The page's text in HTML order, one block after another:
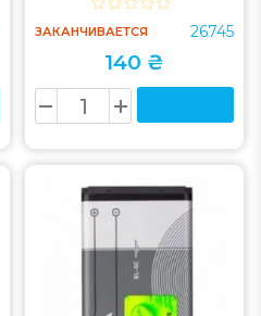
ЗАКАНЧИВАЕТСЯ 26745
140 ₴